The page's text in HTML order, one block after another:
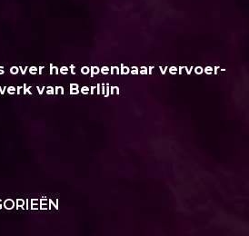
over het openbaar vervoer-
van Berlijn